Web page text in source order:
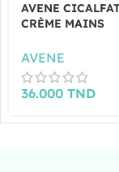
AVENE
CRÈME MAINS
ISOLANTE 100ML
AVENE
36.000 TND